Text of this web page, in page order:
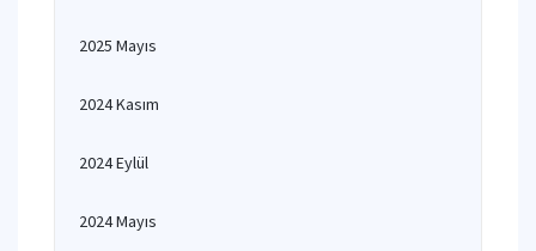
2025 Mayıs
2024 Kasım
2024 Eylül
2024 Mayıs